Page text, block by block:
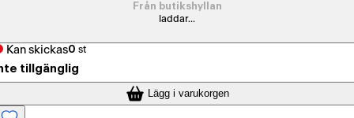
Från butikshyllan
laddar...
Kan skickas0 st
tillgänglig
Lägg i varukorgen